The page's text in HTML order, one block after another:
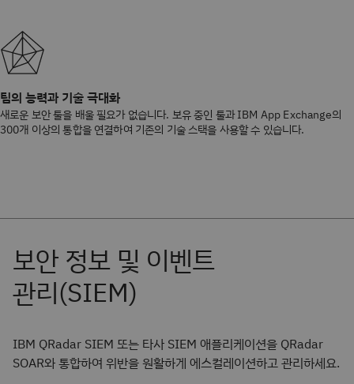
팀의 능력과 기술 극대화
새로운 보안 툴을 배울 필요가 없습니다. 보유 중인 툴과 IBM App Exchange의
300개 이상의 통합을 연결하여 기존의 기술 스택을 사용할 수 있습니다.
IBM QRadar SIEM 또는 타사 SIEM 애플리케이션을 QRadar
SOAR와 통합하여 위반을 원활하게 에스컬레이션하고 관리하세요.